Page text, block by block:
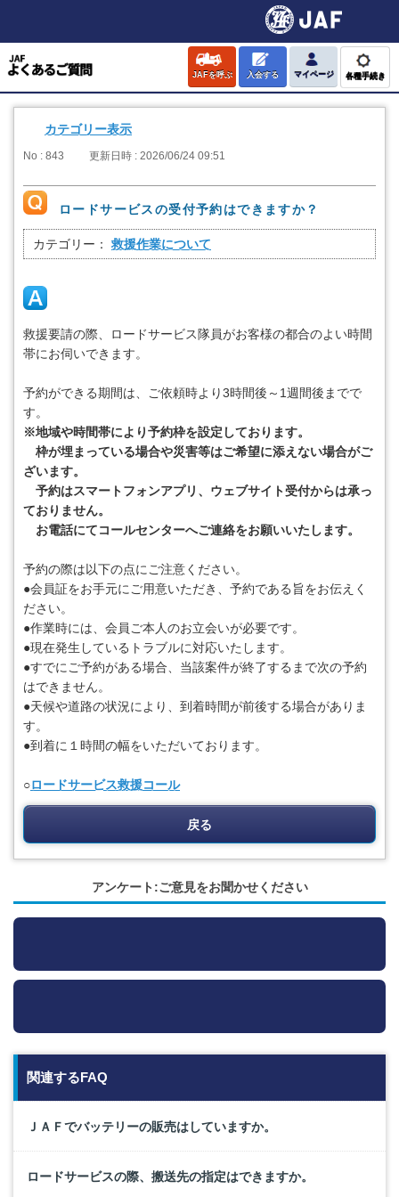
JAFを呼ぶ 入会する マイページ 各種手続き
カテゴリー表示
No : 843 更新日時 : 2026/06/24 09:51
ロードサービスの受付予約はできますか？
カテゴリー： 救援作業について
救援要請の際、ロードサービス隊員がお客様の都合のよい時間
帯にお伺いできます。
予約ができる期間は、ご依頼時より3時間後～1週間後までで
す。
※地域や時間帯により予約枠を設定しております。
枠が埋まっている場合や災害等はご希望に添えない場合がご
ざいます。
予約はスマートフォンアプリ、ウェブサイト受付からは承っ
ておりません。
お電話にてコールセンターへご連絡をお願いいたします。
予約の際は以下の点にご注意ください。
●会員証をお手元にご用意いただき、予約である旨をお伝えく
ださい。
●作業時には、会員ご本人のお立会いが必要です。
●現在発生しているトラブルに対応いたします。
●すでにご予約がある場合、当該案件が終了するまで次の予約
はできません。
●天候や道路の状況により、到着時間が前後する場合がありま
す。
●到着に１時間の幅をいただいております。
○ロードサービス救援コール
戻る
アンケート:ご意見をお聞かせください
関連するFAQ
ＪＡＦでバッテリーの販売はしていますか。
ロードサービスの際、搬送先の指定はできますか。